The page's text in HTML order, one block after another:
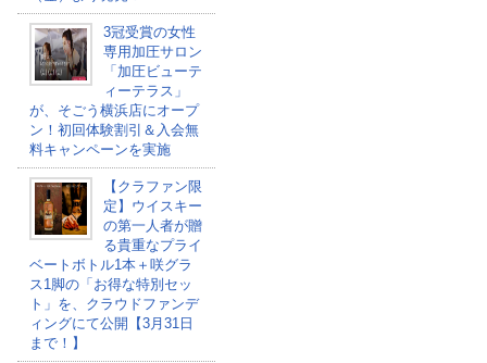
3冠受賞の女性
専用加圧サロン
「加圧ビューテ
ィーテラス」
が、そごう横浜店にオープ
ン！初回体験割引＆入会無
料キャンペーンを実施
【クラファン限
定】ウイスキー
の第一人者が贈
る貴重なプライ
ベートボトル1本＋咲グラ
ス1脚の「お得な特別セッ
ト」を、クラウドファンデ
ィングにて公開【3月31日
まで！】